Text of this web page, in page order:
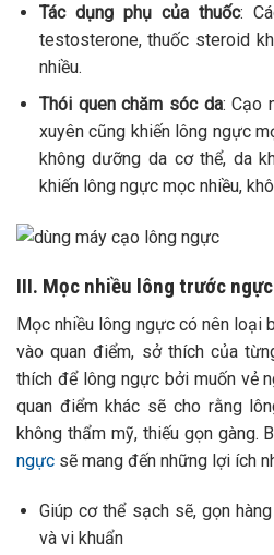
Tác dụng phụ của thuốc:
testosterone, thuốc steroid
nhiều.
Thói quen chăm sóc da: Cạo
xuyên cũng khiến lông ngực
không dưỡng da cơ thể, da
khiến lông ngực mọc nhiều,
III. Mọc nhiều lông trước
Mọc nhiều lông ngực có nên loại
vào quan điểm, sở thích của
thích để lông ngực bởi muốn vẻ
quan điểm khác sẽ cho rằng
không thẩm mỹ, thiếu gọn gàng.
ngực sẽ mang đến những lợi ích
Giúp cơ thể sạch sẽ, gọn
và vi khuẩn